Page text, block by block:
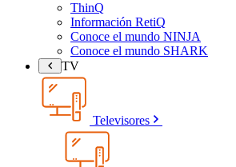
ThinQ
Información RetiQ
Conoce el mundo NINJA
Conoce el mundo SHARK
TV
Televisores